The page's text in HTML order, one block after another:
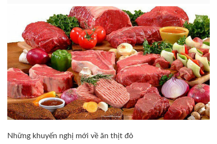
Những khuyến nghị mới về ăn thịt đỏ